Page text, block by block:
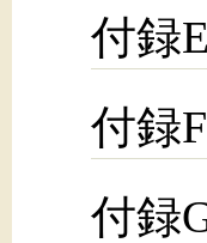
付録
付録
付録